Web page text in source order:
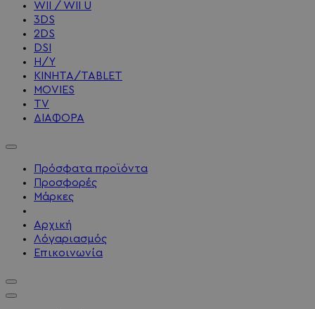
WII / WII U
3DS
2DS
DSI
Η/Υ
ΚΙΝΗΤΑ/TABLET
MOVIES
TV
ΔΙΑΦΟΡΑ
Πρόσφατα προϊόντα
Προσφορές
Μάρκες
Αρχική
Λόγαριασμός
Επικοινωνία